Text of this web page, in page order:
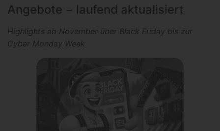
Angebote − laufend aktualisiert
Highlights ab November über Black Friday bis zur
Cyber Monday Week